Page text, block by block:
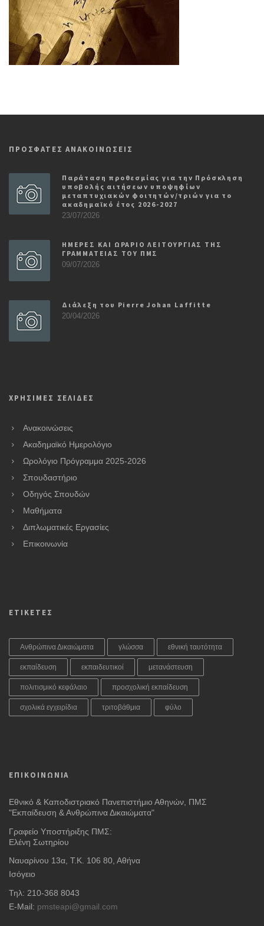
ΠΡΟΣΦΑΤΕΣ ΑΝΑΚΟΙΝΩΣΕΙΣ
Παράταση προθεσμίας για την Πρόσκληση
υποβολής αιτήσεων υποψηφίων
μεταπτυχιακών φοιτητών/τριών για το
ακαδημαϊκό έτος 2026-2027
23/07/2026
ΗΜΕΡΕΣ ΚΑΙ ΩΡΑΡΙΟ ΛΕΙΤΟΥΡΓΙΑΣ ΤΗΣ
ΓΡΑΜΜΑΤΕΙΑΣ ΤΟΥ ΠΜΣ
09/07/2026
Διάλεξη του Pierre Johan Laffitte
20/04/2026
ΧΡΗΣΙΜΕΣ ΣΕΛΙΔΕΣ
Ανακοινώσεις
Ακαδημαϊκό Ημερολόγιο
Ωρολόγιο Πρόγραμμα 2025-2026
Σπουδαστήριο
Οδηγός Σπουδών
Μαθήματα
Διπλωματικές Εργασίες
Επικοινωνία
ΕΤΙΚΕΤΕΣ
Ανθρώπινα Δικαιώματα γλώσσα εθνική ταυτότητα
εκπαίδευση εκπαιδευτικοί μετανάστευση
πολιτισμικό κεφάλαιο προσχολική εκπαίδευση
σχολικά εγχειρίδια τριτοβάθμια φύλο
ΕΠΙΚΟΙΝΩΝΙΑ
Εθνικό & Καποδιστριακό Πανεπιστήμιο Αθηνών, ΠΜΣ
"Εκπαίδευση & Ανθρώπινα Δικαιώματα"
Γραφείο Υποστήριξης ΠΜΣ:
Ελένη Σωτηρίου
Ναυαρίνου 13α, Τ.Κ. 106 80, Αθήνα
Ισόγειο
Τηλ: 210-368 8043
E-Mail: pmsteapi@gmail.com